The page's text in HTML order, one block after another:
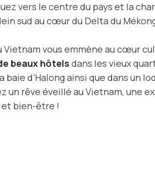
vers le centre du pays et la
sud au cœur du Delta du
Vietnam vous emmène au cœur
beaux hôtels dans les vieux
baie d’Halong ainsi que dans un
un rêve éveillé au Vietnam, une
bien-être !